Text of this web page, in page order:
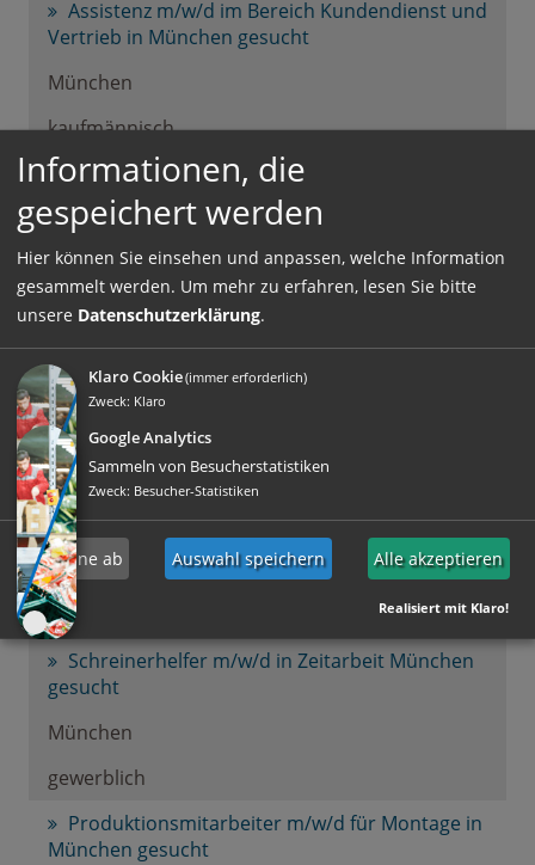
Assistenz m/w/d im Bereich Kundendienst und
Vertrieb in München gesucht
München
kaufmännisch
Produktionshelfer m/w/d in Zeitarbeit
München gesucht
München
gewerblich
gesucht
München
kaufmännisch
Lagerhelfer (m/w/d) für Logistik und
Bestandsführung im Raum München
München
gewerblich
Schreinerhelfer m/w/d in Zeitarbeit München
gesucht
München
gewerblich
Produktionsmitarbeiter m/w/d für Montage in
München gesucht
Informationen, die
gespeichert werden
Hier können Sie einsehen und anpassen, welche Information
gesammelt werden. Um mehr zu erfahren, lesen Sie bitte
unsere Datenschutzerklärung.
Klaro Cookie(immer erforderlich)
Zweck: Klaro
Google Analytics
Sammeln von Besucherstatistiken
Zweck: Besucher-Statistiken
Ich lehne ab Auswahl speichern Alle akzeptieren
Realisiert mit Klaro!